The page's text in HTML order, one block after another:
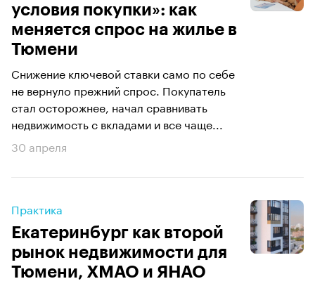
условия покупки»: как
меняется спрос на жилье в
Тюмени
Снижение ключевой ставки само по себе
не вернуло прежний спрос. Покупатель
стал осторожнее, начал сравнивать
недвижимость с вкладами и все чаще...
30 апреля
Практика
Екатеринбург как второй
рынок недвижимости для
Тюмени, ХМАО и ЯНАО